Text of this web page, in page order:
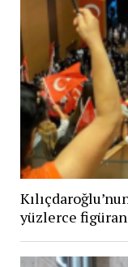
yüzlerce figüran